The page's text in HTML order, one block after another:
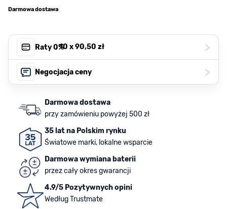
Darmowa dostawa
Raty 0%, 10 x90,50 zł >
Negocjacja ceny >
Darmowa dostawa
przy zamówieniu powyżej 500 zł
35 lat na Polskim rynku
Światowe marki, lokalne wsparcie
Darmowa wymiana baterii
przez cały okres gwarancji
4.9/5 Pozytywnych opini
Według Trustmate